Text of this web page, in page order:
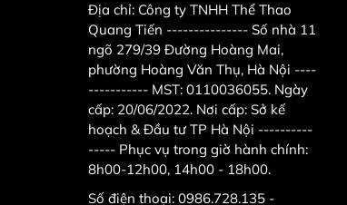
Thông tin tạ tay gang đúc nguyên khối
- Xuất xứ: Hàng Việt Nam chất lượng cao
- Chất liệu: Gang đúc nguyên khối, mạ
- Tạ tay gang nguyên khối DL01 với
Địa chỉ: Công ty TNHH Thể Thao
Quang Tiến --------------- Số nhà 11
ngõ 279/39 Đường Hoàng Mai,
phường Hoàng Văn Thụ, Hà Nội ----
----------- MST: 0110036055. Ngày
cấp: 20/06/2022. Nơi cấp: Sở kế
hoạch & Đầu tư TP Hà Nội ----------
----- Phục vụ trong giờ hành chính:
8h00-12h00, 14h00 - 18h00.
Số điện thoại: 0986.728.135 -